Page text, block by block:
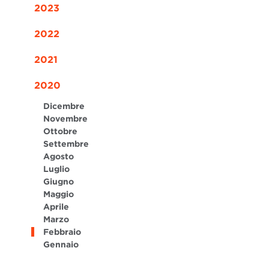
2023
2022
2021
2020
Dicembre
Novembre
Ottobre
Settembre
Agosto
Luglio
Giugno
Maggio
Aprile
Marzo
Febbraio
Gennaio